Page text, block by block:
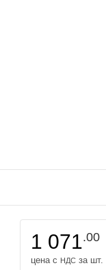
1 071.00
цена с НДС за шт.